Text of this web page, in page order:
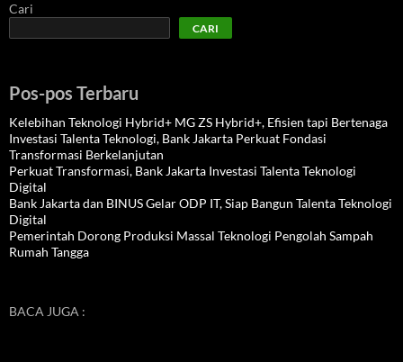
Cari
CARI
Pos-pos Terbaru
Kelebihan Teknologi Hybrid+ MG ZS Hybrid+, Efisien tapi Bertenaga
Investasi Talenta Teknologi, Bank Jakarta Perkuat Fondasi
Transformasi Berkelanjutan
Perkuat Transformasi, Bank Jakarta Investasi Talenta Teknologi
Digital
Bank Jakarta dan BINUS Gelar ODP IT, Siap Bangun Talenta Teknologi
Digital
Pemerintah Dorong Produksi Massal Teknologi Pengolah Sampah
Rumah Tangga
BACA JUGA :